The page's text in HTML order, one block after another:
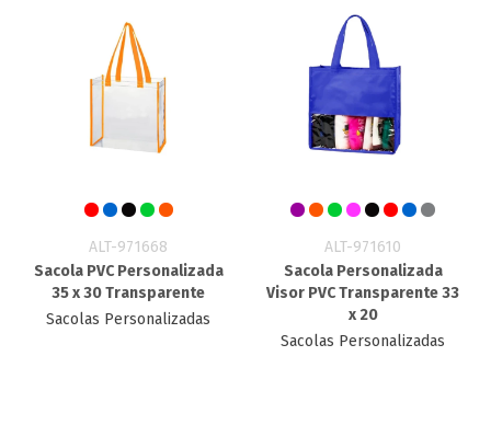
ALT-971668
Sacola PVC Personalizada
35 x 30 Transparente
Sacolas Personalizadas
ALT-971610
Sacola Personalizada
Visor PVC Transparente 33
x 20
Sacolas Personalizadas